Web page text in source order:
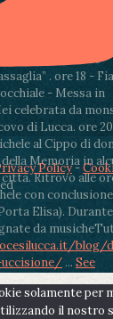
11:30 - Lucca,
- Viale Castruccio
murales in
curato dal Liceo
. ore 18 -
- Messa in
celebrata da
di Lucca. ore
al Cippo di
Memoria in
Ritrovo alle
con
Elisa).
da musiche
blog/
... See
Policy-
solamente per
il nostro